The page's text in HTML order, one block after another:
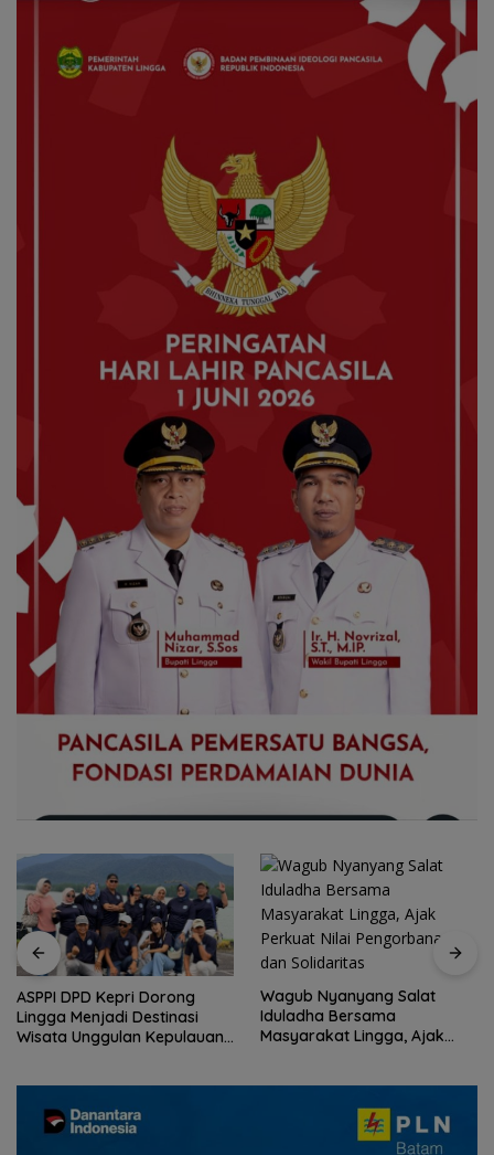
Kepulauan
Wagub Nyanyang Salat
Iduladha Bersama
Masyarakat Lingga, Ajak
Peringati HPN
Komunitas
Gelar Syukuran